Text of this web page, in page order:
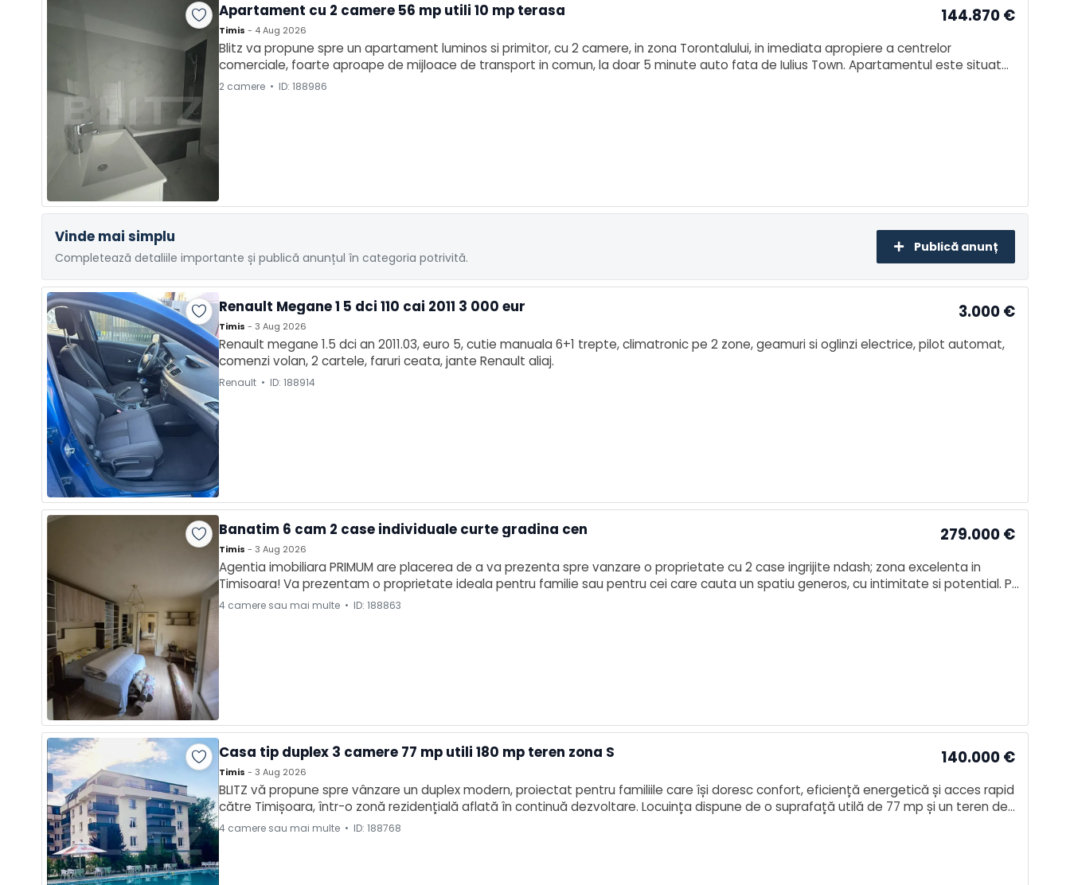
Apartament cu 2 camere 56 mp utili 10 mp terasa 144.870 €
Timis - 4 Aug 2026
Blitz va propune spre un apartament luminos si primitor, cu 2 camere, in zona Torontalului, in imediata apropiere a centrelor
comerciale, foarte aproape de mijloace de transport in comun, la doar 5 minute auto fata de Iulius Town. Apartamentul este situat
intr-un ansamblu nou,cu finisaje premium, avand o suprafata utila de 56 mp, compartimentat astfel : livi
2 camere • ID: 188986
Vinde mai simplu
Completează detaliile importante și publică anunțul în categoria potrivită.
Publică anunț
Renault Megane 1 5 dci 110 cai 2011 3 000 eur 3.000 €
Timis - 3 Aug 2026
Renault megane 1.5 dci an 2011.03, euro 5, cutie manuala 6+1 trepte, climatronic pe 2 zone, geamuri si oglinzi electrice, pilot automat,
comenzi volan, 2 cartele, faruri ceata, jante Renault aliaj.
Renault • ID: 188914
Banatim 6 cam 2 case individuale curte gradina cen 279.000 €
Timis - 3 Aug 2026
Agentia imobiliara PRIMUM are placerea de a va prezenta spre vanzare o proprietate cu 2 case ingrijite ndash; zona excelenta in
Timisoara! Va prezentam o proprietate ideala pentru familie sau pentru cei care cauta un spatiu generos, cu intimitate si potential. Pe
un teren de aproximativ 800 mp, se afla doua case construite din caramida, in stare buna, locuib
4 camere sau mai multe • ID: 188863
Casa tip duplex 3 camere 77 mp utili 180 mp teren zona S 140.000 €
Timis - 3 Aug 2026
BLITZ vă propune spre vânzare un duplex modern, proiectat pentru familiile care își doresc confort, eficiență energetică și acces rapid
către Timișoara, într-o zonă rezidențială aflată în continuă dezvoltare. Locuința dispune de o suprafață utilă de 77 mp și un teren de
180 mp, având o compartimentare practică ce răspunde cerințelor unui stil de viață actual
4 camere sau mai multe • ID: 188768